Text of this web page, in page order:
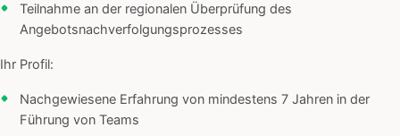
Teilnahme an der regionalen Überprüfung des
Angebotsnachverfolgungsprozesses
Ihr Profil:
Nachgewiesene Erfahrung von mindestens 7 Jahren in der
Führung von Teams